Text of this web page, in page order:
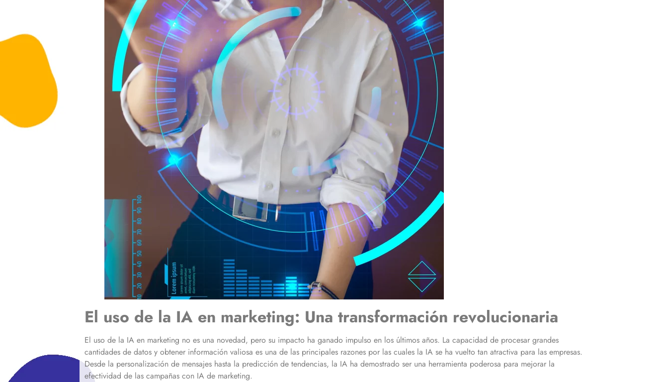
El uso de la IA en marketing: Una transformación revolucionaria
El uso de la IA en marketing no es una novedad, pero su impacto ha ganado impulso en los últimos años. La capacidad de procesar grandes
cantidades de datos y obtener información valiosa es una de las principales razones por las cuales la IA se ha vuelto tan atractiva para las empresas.
Desde la personalización de mensajes hasta la predicción de tendencias, la IA ha demostrado ser una herramienta poderosa para mejorar la
efectividad de las campañas con IA de marketing.